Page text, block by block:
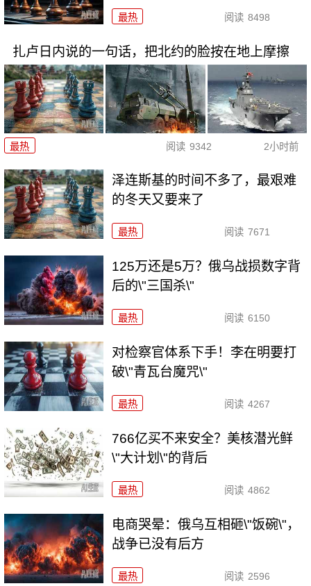
最热 阅读 8498
扎卢日内说的一句话，把北约的脸按在地上摩擦
最热 阅读 9342 2小时前
泽连斯基的时间不多了，最艰难
的冬天又要来了
最热 阅读 7671
125万还是5万？俄乌战损数字背
后的\"三国杀\"
最热 阅读 6150
对检察官体系下手！李在明要打
破\"青瓦台魔咒\"
最热 阅读 4267
766亿买不来安全？美核潜光鲜
\"大计划\"的背后
最热 阅读 4862
电商哭晕：俄乌互相砸\"饭碗\"，
战争已没有后方
最热 阅读 2596